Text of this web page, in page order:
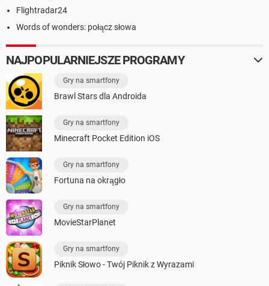
Flightradar24
Words of wonders: połącz słowa
NAJPOPULARNIEJSZE PROGRAMY
Gry na smartfony
Brawl Stars dla Androida
Gry na smartfony
Minecraft Pocket Edition iOS
Gry na smartfony
Fortuna na okrągło
Gry na smartfony
MovieStarPlanet
Gry na smartfony
Piknik Słowo - Twój Piknik z Wyrazami